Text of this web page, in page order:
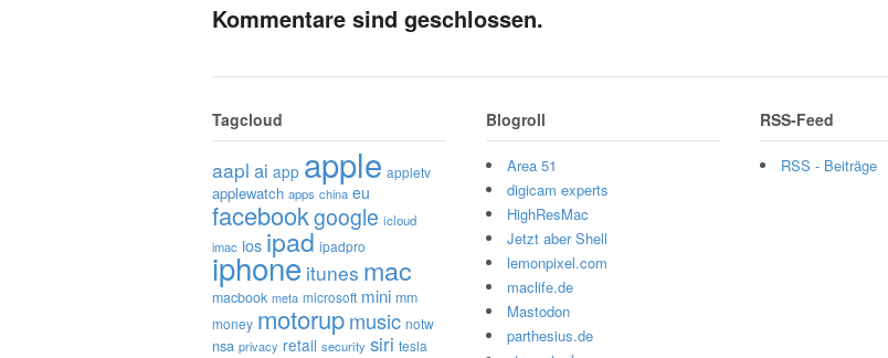
Kommentare sind geschlossen.
Tagcloud
aapl ai app apple appletv
applewatch apps china eu
facebookgoogle icloud
imac ios ipad ipadpro
iphone itunes mac
macbook meta microsoft mini mm
money motorupmusic notw
nsa privacy retail security siri tesla
Blogroll
Area 51
digicam experts
HighResMac
Jetzt aber Shell
lemonpixel.com
maclife.de
Mastodon
parthesius.de
RSS-Feed
RSS - Beiträge